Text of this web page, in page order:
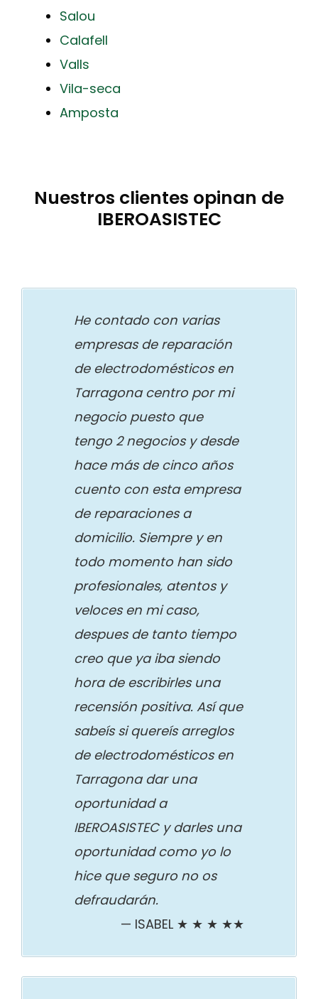
Salou
Calafell
Valls
Vila-seca
Amposta
Nuestros clientes opinan de
IBEROASISTEC
He contado con varias
empresas de reparación
de electrodomésticos en
Tarragona centro por mi
negocio puesto que
tengo 2 negocios y desde
hace más de cinco años
cuento con esta empresa
de reparaciones a
domicilio. Siempre y en
todo momento han sido
profesionales, atentos y
veloces en mi caso,
despues de tanto tiempo
creo que ya iba siendo
hora de escribirles una
recensión positiva. Así que
sabeís si quereís arreglos
de electrodomésticos en
Tarragona dar una
oportunidad a
IBEROASISTEC y darles una
oportunidad como yo lo
hice que seguro no os
defraudarán.
ISABEL ★ ★ ★ ★★